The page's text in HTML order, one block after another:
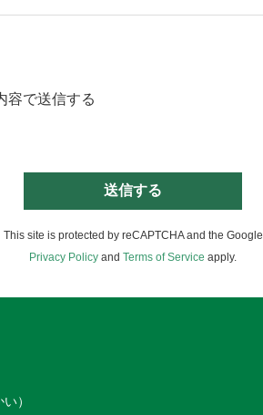
容で送信する
This site is protected by reCAPTCHA and the Google
Privacy Policy and Terms of Service apply.
）